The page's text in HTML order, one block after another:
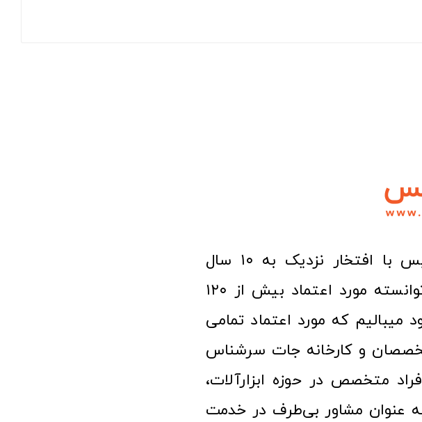
فروشگاه آنلاین ابزار و تجهیزات صنعتی کولیس با افتخار نزدیک به ۱۰ سال
فعالیت در عرصه ابزارآلات و کالاهای صنعتی توانسته مورد اعتماد بیش از ۱۲۰
میبالیم که مورد اعتماد تمامی
و کارخانه جات سرشناس
متخصص در حوزه ابزارآلات،
مشاور بی‌طرف در خدمت